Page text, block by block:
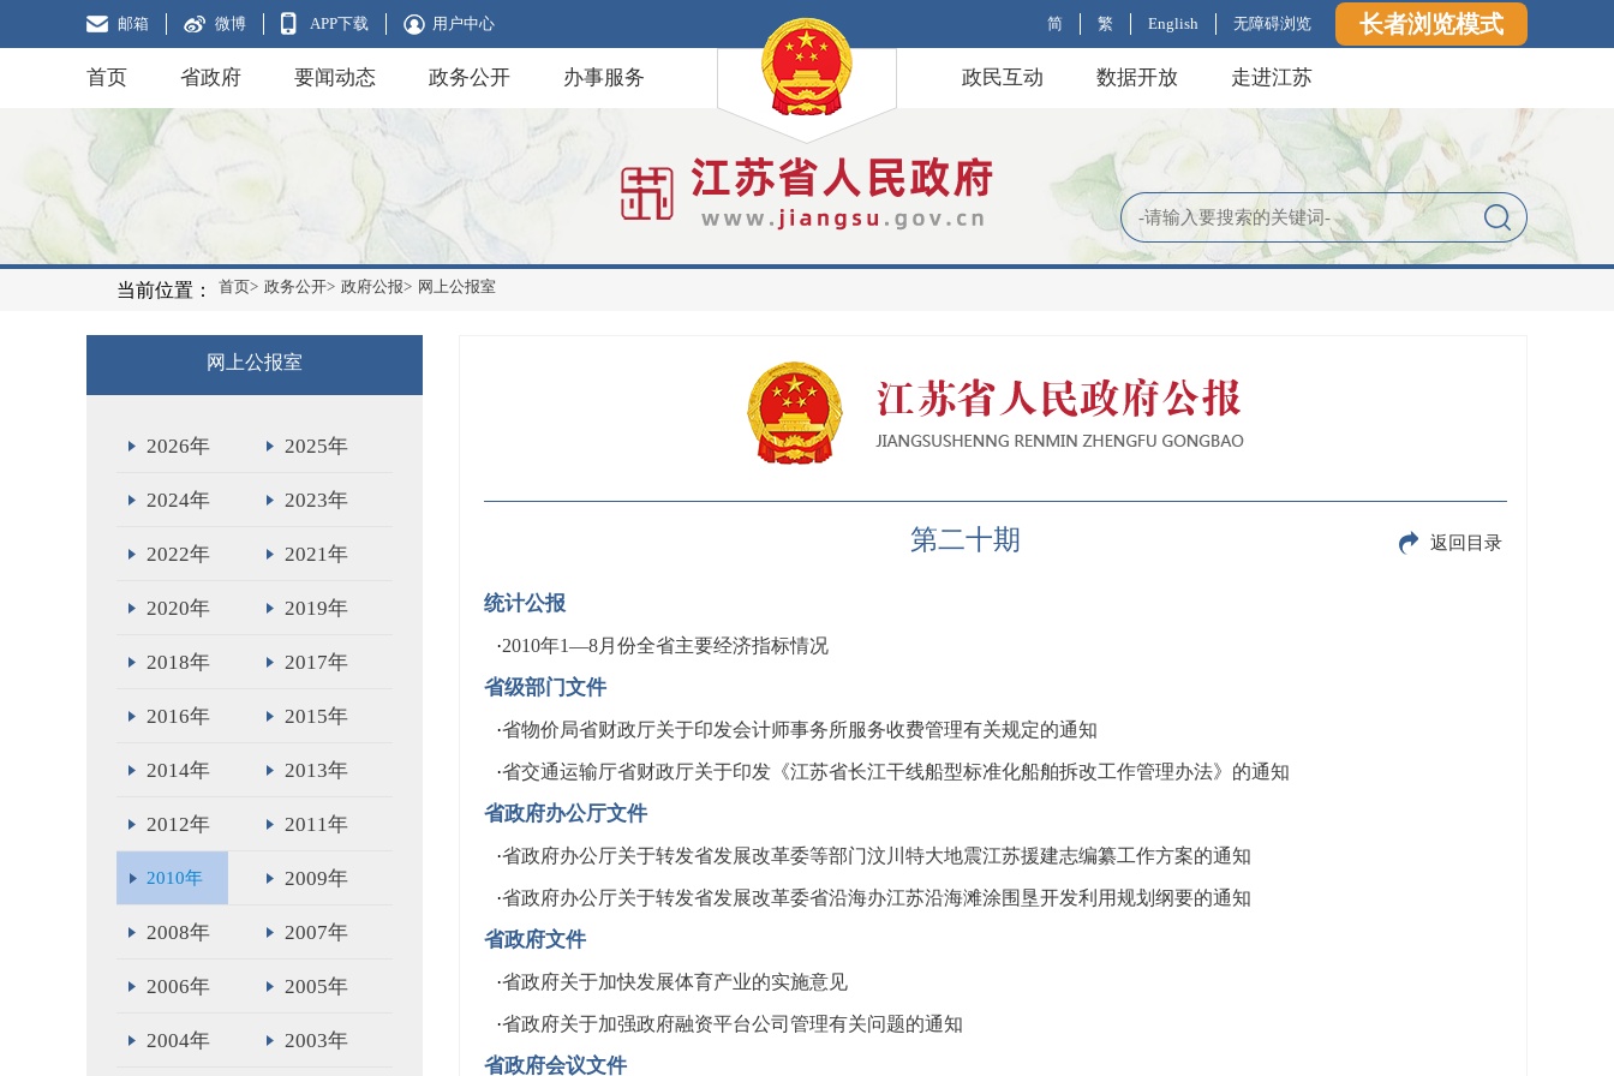
邮箱 微博 APP下载 用户中心 简 繁 English 无障碍浏览 长者浏览模式
首页 省政府 要闻动态 政务公开 办事服务 政民互动 数据开放 走进江苏
当前位置： 首页> 政务公开> 政府公报> 网上公报室
网上公报室
2026年 2025年
2024年 2023年
2022年 2021年
2020年 2019年
2018年 2017年
2016年 2015年
2014年 2013年
2012年 2011年
2010年 2009年
2008年 2007年
2006年 2005年
2004年 2003年
第二十期 返回目录
统计公报
·2010年1—8月份全省主要经济指标情况
省级部门文件
·省物价局省财政厅关于印发会计师事务所服务收费管理有关规定的通知
·省交通运输厅省财政厅关于印发《江苏省长江干线船型标准化船舶拆改工作管理办法》的通知
省政府办公厅文件
·省政府办公厅关于转发省发展改革委等部门汶川特大地震江苏援建志编纂工作方案的通知
·省政府办公厅关于转发省发展改革委省沿海办江苏沿海滩涂围垦开发利用规划纲要的通知
省政府文件
·省政府关于加快发展体育产业的实施意见
·省政府关于加强政府融资平台公司管理有关问题的通知
省政府会议文件